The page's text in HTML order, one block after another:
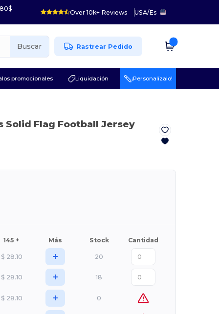
Over 10k+ Reviews USA/Es
Buscar Rastrear Pedido
promocionales Liquidación ¡Personalízalo!
Solid Flag Football Jersey
145 + Más Stock Cantidad
$ 28.10 + 20
$ 28.10 + 18
$ 28.10 + 0